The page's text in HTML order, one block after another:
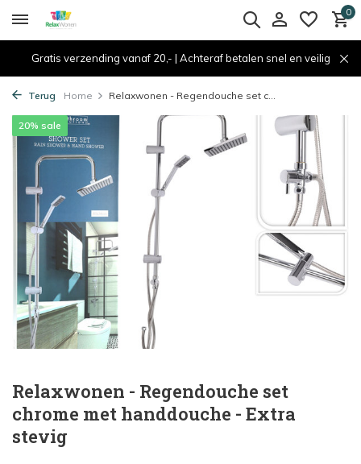
0
Gratis verzending vanaf 20,- | Achteraf betalen snel en veilig
Terug Home Relaxwonen - Regendouche set c...
Relaxwonen - Regendouche set
chrome met handdouche - Extra
stevig
20% sale